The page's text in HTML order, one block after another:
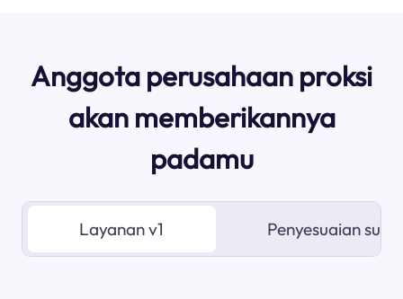
Anggota perusahaan proksi
akan memberikannya
padamu
Layanan v1 Penyesuaian